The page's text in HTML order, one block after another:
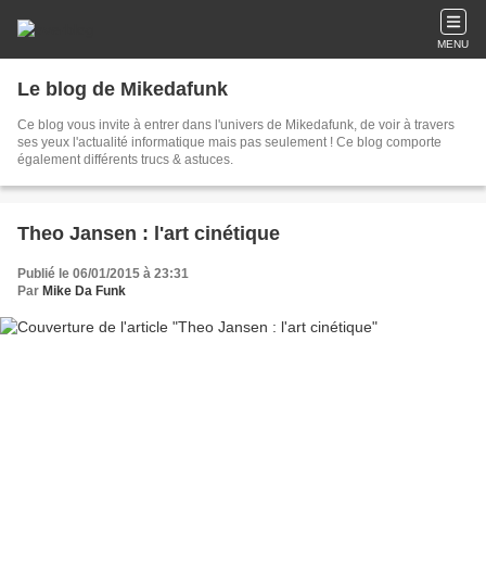
MENU
Le blog de Mikedafunk
Ce blog vous invite à entrer dans l'univers de Mikedafunk, de voir à travers
ses yeux l'actualité informatique mais pas seulement ! Ce blog comporte
également différents trucs & astuces.
Theo Jansen : l'art cinétique
Publié le 06/01/2015 à 23:31
Par Mike Da Funk